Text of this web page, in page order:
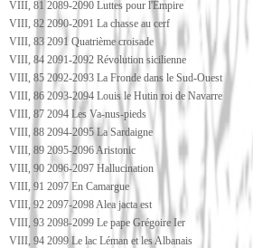
VIII, 81 2089-2090 Luttes pour l'Empire
VIII, 82 2090-2091 La chasse au cerf
VIII, 83 2091 Quatrième croisade
VIII, 84 2091-2092 Révolution sicilienne
VIII, 85 2092-2093 La Fronde dans le Sud-Ouest
VIII, 86 2093-2094 Louis le Hutin roi de Navarre
VIII, 87 2094 Les Va-nus-pieds
VIII, 88 2094-2095 La Sardaigne
VIII, 89 2095-2096 Aristonic
VIII, 90 2096-2097 Hallucination
VIII, 91 2097 En Camargue
VIII, 92 2097-2098 Alea jacta est
VIII, 93 2098-2099 Le pape Grégoire Ier
VIII, 94 2099 Le lac Léman et les Albanais